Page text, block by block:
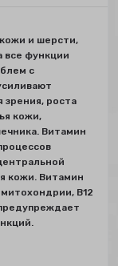
и шерсти,
все функции
с
зрения, роста
кожи,
Витамин
кожи. Витамин
В12